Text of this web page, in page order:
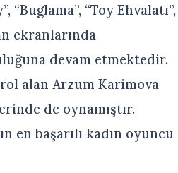
“Toy Ehvalatı”,
ekranlarında
devam etmektedir.
alan Arzum Karimova
de oynamıştır.
en başarılı kadın oyuncu